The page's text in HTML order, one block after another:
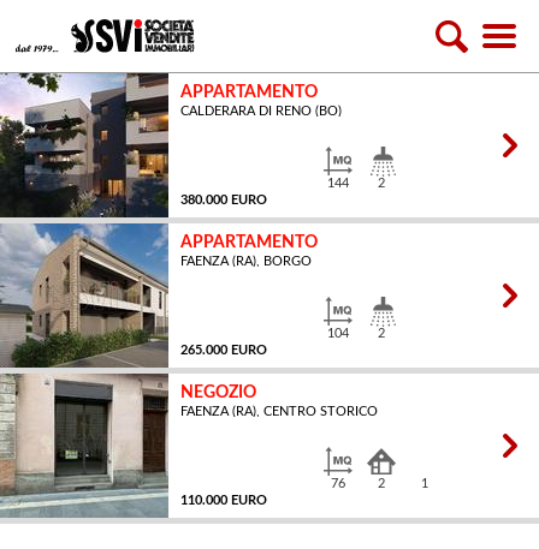
APPARTAMENTO
CALDERARA DI RENO (BO)
380.000 EURO
144 2
APPARTAMENTO
FAENZA (RA), BORGO
265.000 EURO
104 2
NEGOZIO
FAENZA (RA), CENTRO STORICO
110.000 EURO
76 2 1